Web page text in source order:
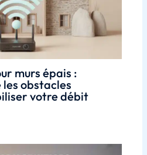
murs épais :
obstacles
votre débit